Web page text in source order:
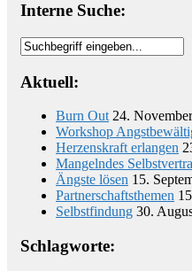
Interne Suche:
Aktuell:
Burn Out 24.
Workshop
Herzenskraft erlangen
Mangelndes
Ängste lösen 15.
Partnerschaftsthemen
Selbstfindung 30.
Schlagworte: